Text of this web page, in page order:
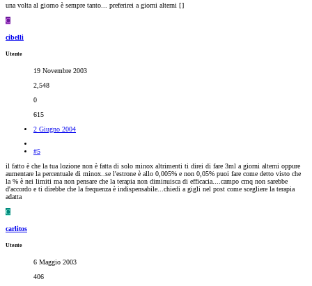
una volta al giorno è sempre tanto... preferirei a giorni alterni []
C
cibelli
Utente
19 Novembre 2003
2,548
0
615
2 Giugno 2004
#5
il fatto è che la tua lozione non è fatta di solo minox altrimenti ti direi di fare 3ml a giorni alterni oppure
aumentare la percentuale di minox..se l'estrone è allo 0,005% e non 0,05% puoi fare come detto visto che
la % è nei limiti ma non pensare che la terapia non diminuisca di efficacia....campo cmq non sarebbe
d'accordo e ti direbbe che la frequenza è indispensabile...chiedi a gigli nel post come scegliere la terapia
adatta
C
carlitos
Utente
6 Maggio 2003
406